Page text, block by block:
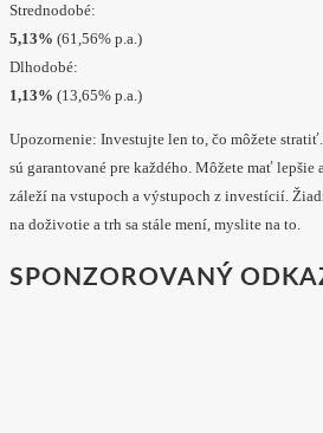
Strednodobé:
5,13% (61,56% p.a.)
Dlhodobé:
1,13% (13,65% p.a.)
Upozornenie: Investujte len to, čo môžete
sú garantované pre každého. Môžete mať lepšie
záleží na vstupoch a výstupoch z investícií.
na doživotie a trh sa stále mení, myslite na to.
SPONZOROVANÝ